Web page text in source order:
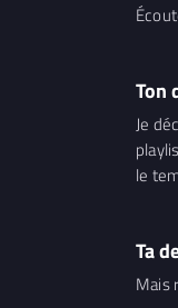
Ton
Je
le
Ta
Mais